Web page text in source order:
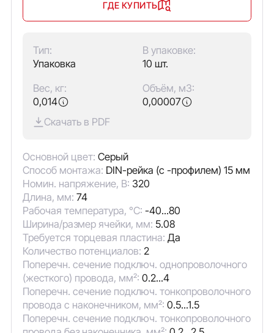
ГДЕ КУПИТЬ
Тип:
Упаковка
В упаковке:
10 шт.
Вес, кг:
0,014
Объём, м3:
0,00007
Скачать в PDF
Основной цвет: Серый
Способ монтажа: DIN-рейка (с -профилем) 15 мм
Номин. напряжение, В: 320
Длина, мм: 74
Рабочая температура, °C: -40...80
Ширина/размер ячейки, мм: 5.08
Требуется торцевая пластина: Да
Количество потенциалов: 2
Поперечн. сечение подключ. однопроволочного
(жесткого) провода, мм²: 0.2...4
Поперечн. сечение подключ. тонкопроволочного
провода с наконечником, мм²: 0.5...1.5
Поперечн. сечение подключ. тонкопроволочного